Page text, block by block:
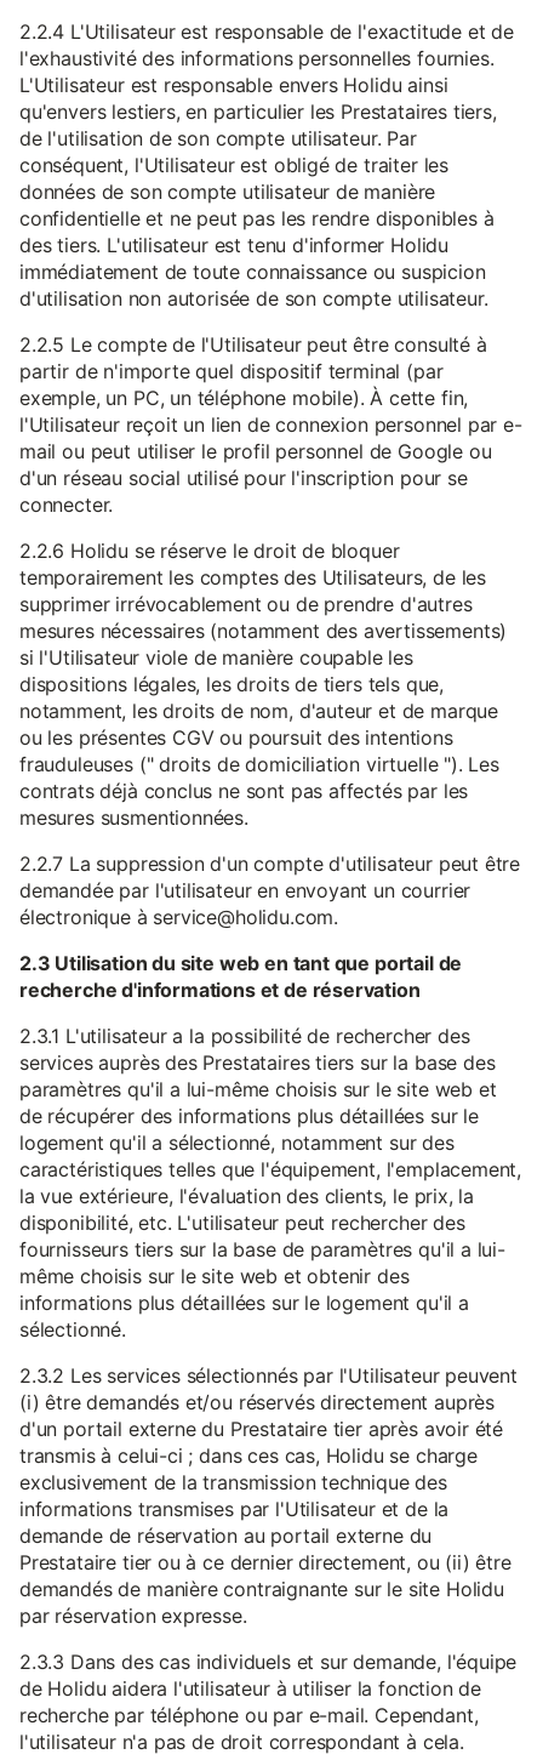
2.2.4 L'Utilisateur est responsable de l'exactitude et de
l'exhaustivité des informations personnelles fournies.
L'Utilisateur est responsable envers Holidu ainsi
qu'envers lestiers, en particulier les Prestataires tiers,
de l'utilisation de son compte utilisateur. Par
conséquent, l'Utilisateur est obligé de traiter les
données de son compte utilisateur de manière
confidentielle et ne peut pas les rendre disponibles à
des tiers. L'utilisateur est tenu d'informer Holidu
immédiatement de toute connaissance ou suspicion
d'utilisation non autorisée de son compte utilisateur.
2.2.5 Le compte de l'Utilisateur peut être consulté à
partir de n'importe quel dispositif terminal (par
exemple, un PC, un téléphone mobile). À cette fin,
l'Utilisateur reçoit un lien de connexion personnel par e-
mail ou peut utiliser le profil personnel de Google ou
d'un réseau social utilisé pour l'inscription pour se
connecter.
2.2.6 Holidu se réserve le droit de bloquer
temporairement les comptes des Utilisateurs, de les
supprimer irrévocablement ou de prendre d'autres
mesures nécessaires (notamment des avertissements)
si l'Utilisateur viole de manière coupable les
dispositions légales, les droits de tiers tels que,
notamment, les droits de nom, d'auteur et de marque
ou les présentes CGV ou poursuit des intentions
frauduleuses (" droits de domiciliation virtuelle "). Les
contrats déjà conclus ne sont pas affectés par les
mesures susmentionnées.
2.2.7 La suppression d'un compte d'utilisateur peut être
demandée par l'utilisateur en envoyant un courrier
électronique à service@holidu.com.
2.3 Utilisation du site web en tant que portail de
recherche d'informations et de réservation
2.3.1 L'utilisateur a la possibilité de rechercher des
services auprès des Prestataires tiers sur la base des
paramètres qu'il a lui-même choisis sur le site web et
de récupérer des informations plus détaillées sur le
logement qu'il a sélectionné, notamment sur des
caractéristiques telles que l'équipement, l'emplacement,
la vue extérieure, l'évaluation des clients, le prix, la
disponibilité, etc. L'utilisateur peut rechercher des
fournisseurs tiers sur la base de paramètres qu'il a lui-
même choisis sur le site web et obtenir des
informations plus détaillées sur le logement qu'il a
sélectionné.
2.3.2 Les services sélectionnés par l'Utilisateur peuvent
(i) être demandés et/ou réservés directement auprès
d'un portail externe du Prestataire tier après avoir été
transmis à celui-ci ; dans ces cas, Holidu se charge
exclusivement de la transmission technique des
informations transmises par l'Utilisateur et de la
demande de réservation au portail externe du
Prestataire tier ou à ce dernier directement, ou (ii) être
demandés de manière contraignante sur le site Holidu
par réservation expresse.
2.3.3 Dans des cas individuels et sur demande, l'équipe
de Holidu aidera l'utilisateur à utiliser la fonction de
recherche par téléphone ou par e-mail. Cependant,
l'utilisateur n'a pas de droit correspondant à cela.